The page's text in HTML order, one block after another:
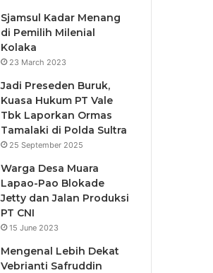
Sjamsul Kadar Menang
di Pemilih Milenial
Kolaka
23 March 2023
Jadi Preseden Buruk,
Kuasa Hukum PT Vale
Tbk Laporkan Ormas
Tamalaki di Polda Sultra
25 September 2025
Warga Desa Muara
Lapao-Pao Blokade
Jetty dan Jalan Produksi
PT CNI
15 June 2023
Mengenal Lebih Dekat
Vebrianti Safruddin